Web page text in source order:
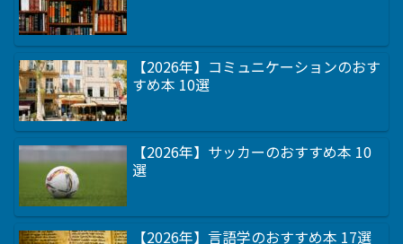
【2026年】コミュニケーションのおす
すめ本 10選
【2026年】サッカーのおすすめ本 10
選
【2026年】言語学のおすすめ本 17選